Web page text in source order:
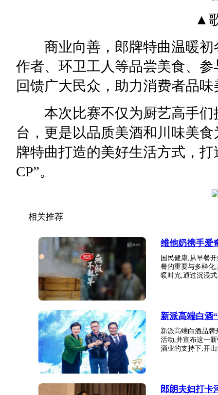
▲歌
商业向善，郎牌特曲温暖初
作者、环卫工人等品尝美食、
回馈广大民众，助力消费者品
本次比赛不仅为厨艺高手们
台，更是以品质美酒和川味美
牌特曲打造的美好生活方式，
CP”。
相关推荐
维他奶携手爱
国民健康,从早餐
餐的重要与多样化
暖时光,通过沉浸
新派高端白酒
新派高端白酒品牌
活动,并宣布这一
酒业的支持下,开
郎朗夫妇打卡